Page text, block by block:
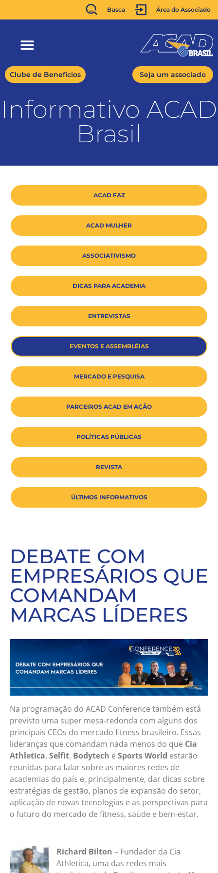
Busca Área do Associado
Clube de Benefícios Seja um associado
Informativo ACAD
Brasil
ACAD FAZ
ACAD MULHER
ASSOCIATIVISMO
DICAS PARA ACADEMIA
ENTREVISTAS
EVENTOS E ASSEMBLÉIAS
MERCADO E PESQUISA
PARCEIROS ACAD EM AÇÃO
POLÍTICAS PÚBLICAS
REVISTA
ÚLTIMOS INFORMATIVOS
DEBATE COM
EMPRESÁRIOS QUE
COMANDAM
MARCAS LÍDERES
Na programação do ACAD Conference também está
previsto uma super mesa-redonda com alguns dos
principais CEOs do mercado fitness brasileiro. Essas
lideranças que comandam nada menos do que Cia
Athletica, Selfit, Bodytech e Sports World estarão
reunidas para falar sobre as maiores redes de
academias do país e, principalmente, dar dicas sobre
estratégias de gestão, planos de expansão do setor,
aplicação de novas tecnologias e as perspectivas para
o futuro do mercado de fitness, saúde e bem-estar.
Richard Bilton – Fundador da Cia
Athletica, uma das redes mais